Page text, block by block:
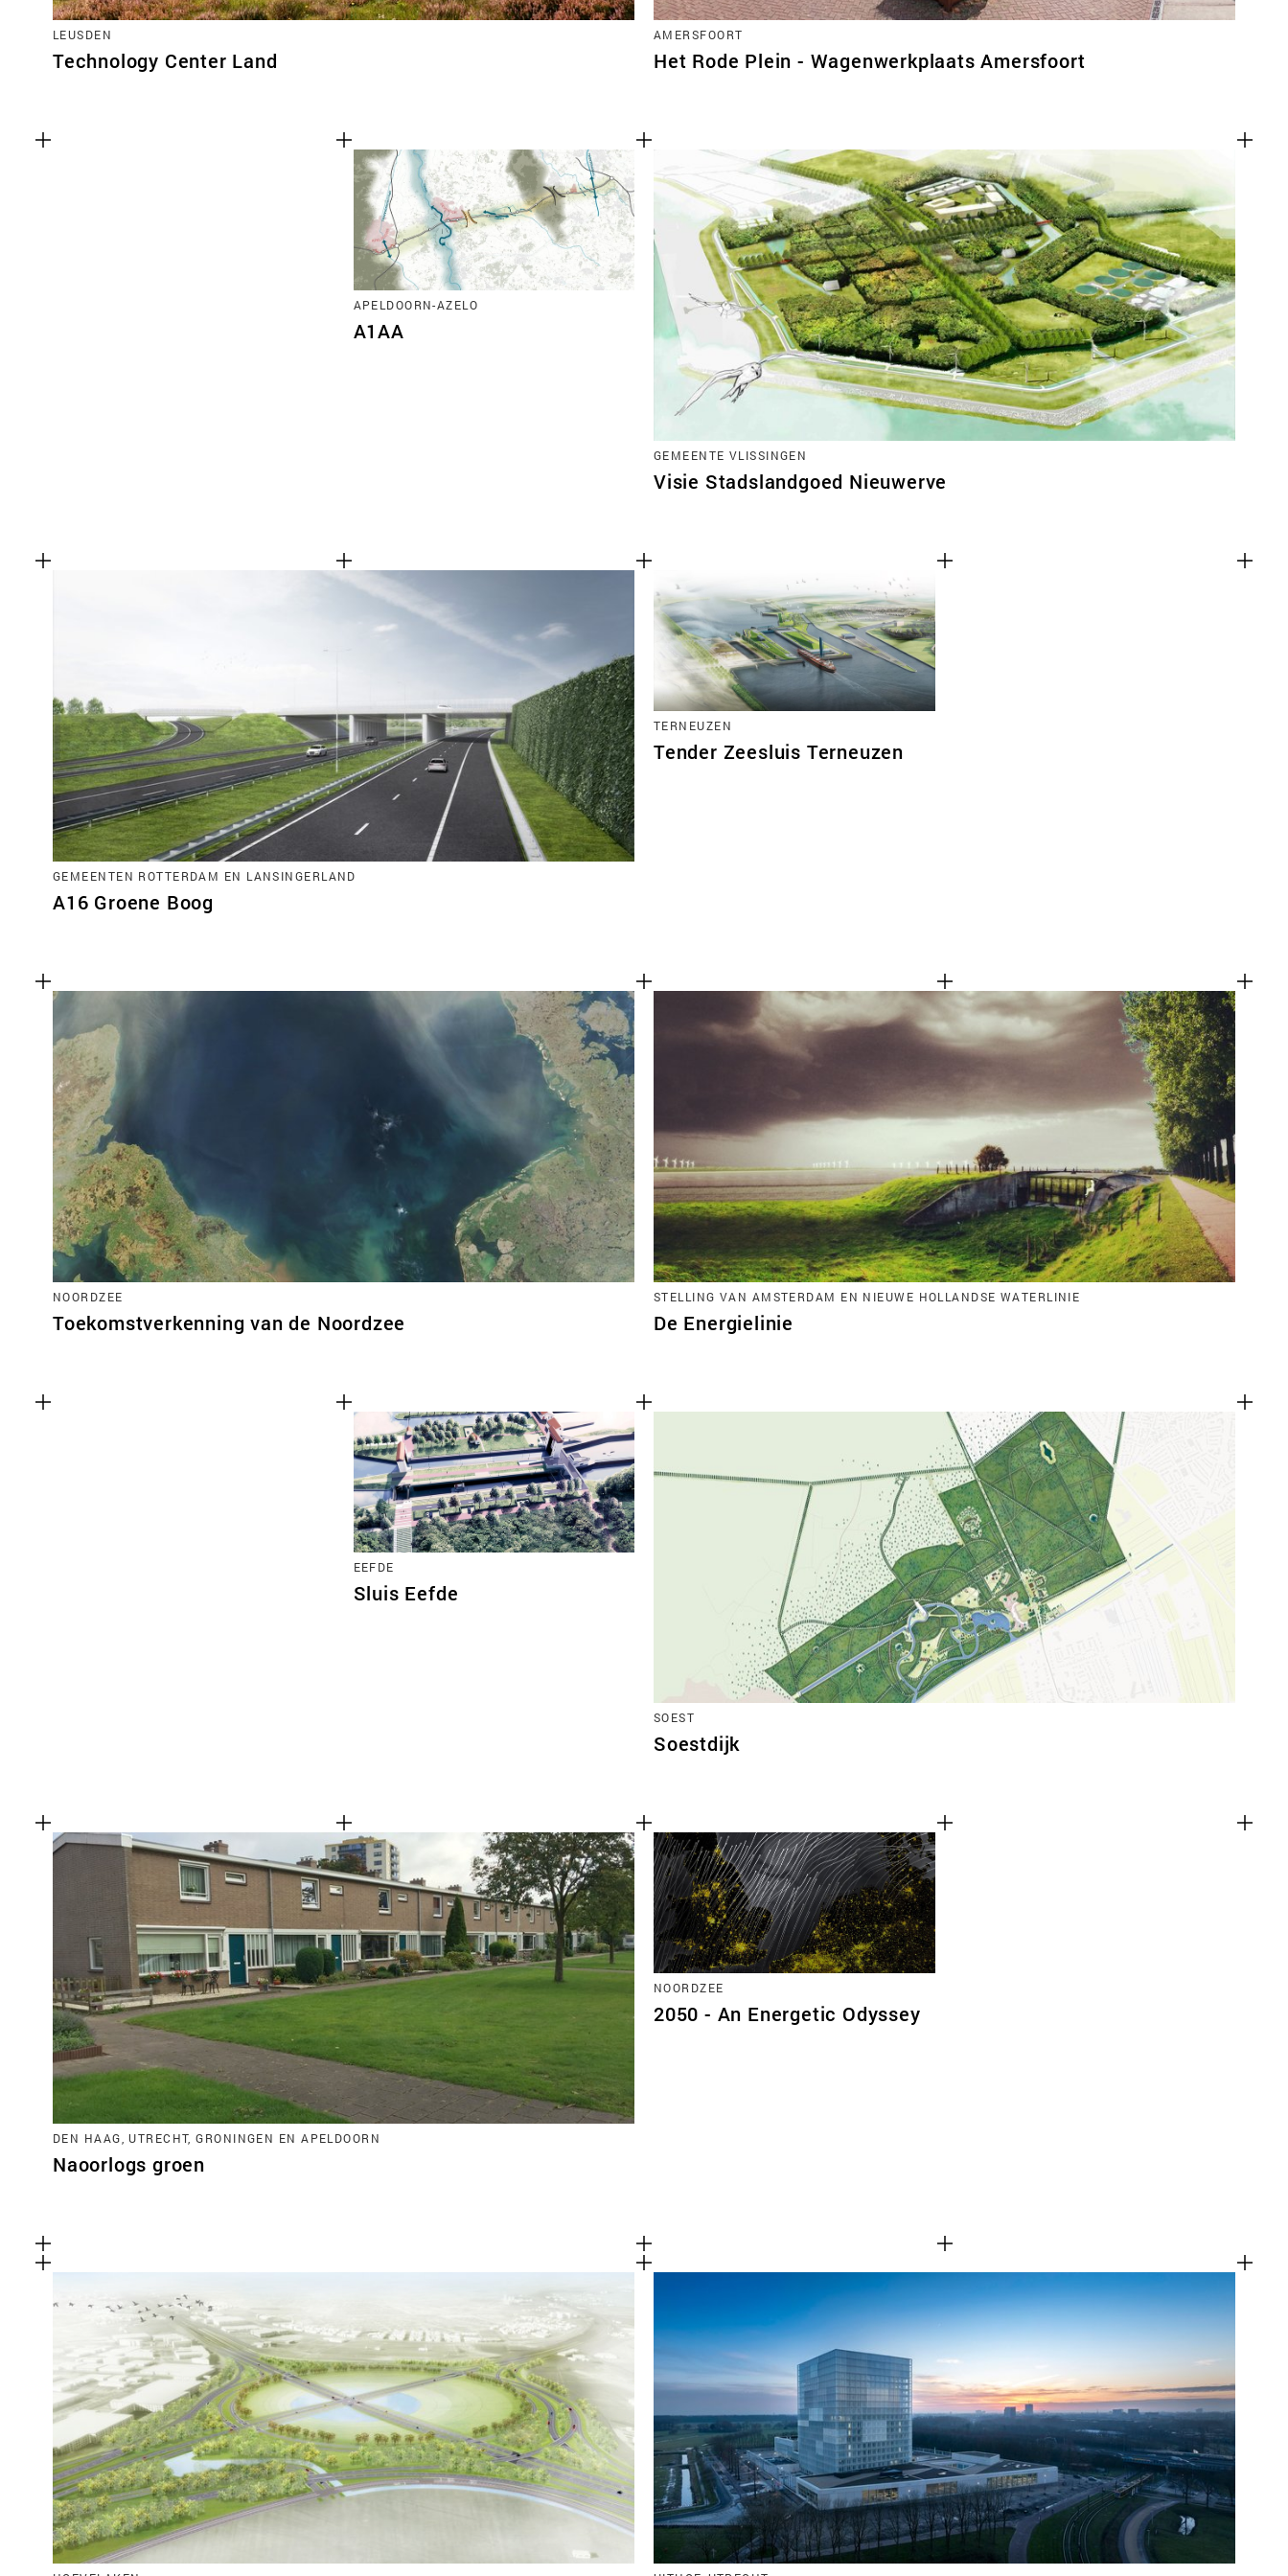
LEUSDEN
Technology Center Land
AMERSFOORT
Het Rode Plein - Wagenwerkplaats Amersfoort
APELDOORN-AZELO
A1AA
GEMEENTE VLISSINGEN
Visie Stadslandgoed Nieuwerve
GEMEENTEN ROTTERDAM EN LANSINGERLAND
A16 Groene Boog
TERNEUZEN
Tender Zeesluis Terneuzen
NOORDZEE
Toekomstverkenning van de Noordzee
STELLING VAN AMSTERDAM EN NIEUWE HOLLANDSE WATERLINIE
De Energielinie
EEFDE
Sluis Eefde
SOEST
Soestdijk
DEN HAAG, UTRECHT, GRONINGEN EN APELDOORN
Naoorlogs groen
NOORDZEE
2050 - An Energetic Odyssey